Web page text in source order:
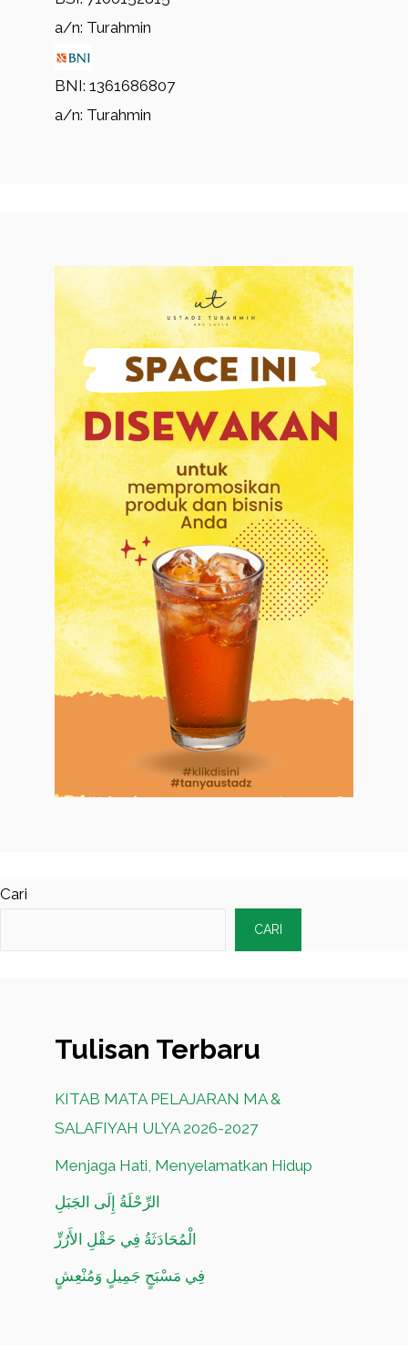
a/n: Turahmin
BNI: 1361686807
a/n: Turahmin
Cari
CARI
Tulisan Terbaru
KITAB MATA PELAJARAN MA &
SALAFIYAH ULYA 2026-2027
Menjaga Hati, Menyelamatkan Hidup
الرِّحْلَةُ إِلَى الجَبَلِ
الْمُحَادَثَةُ فِي حَقْلِ الأَرُزِّ
فِي مَسْبَحٍ جَمِيلٍ وَمُنْعِشٍ